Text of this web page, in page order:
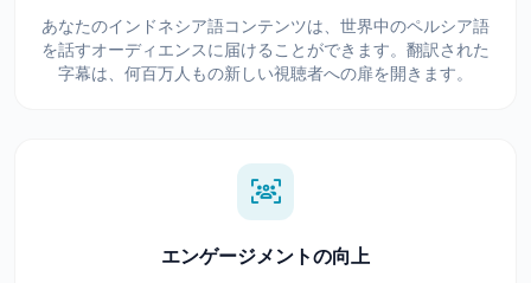
あなたのインドネシア語コンテンツは、世界中のペルシア語
を話すオーディエンスに届けることができます。翻訳された
字幕は、何百万人もの新しい視聴者への扉を開きます。
エンゲージメントの向上